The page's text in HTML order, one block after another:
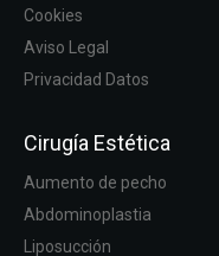
Cookies
Aviso Legal
Privacidad Datos
Cirugía Estética
Aumento de pecho
Abdominoplastia
Liposucción